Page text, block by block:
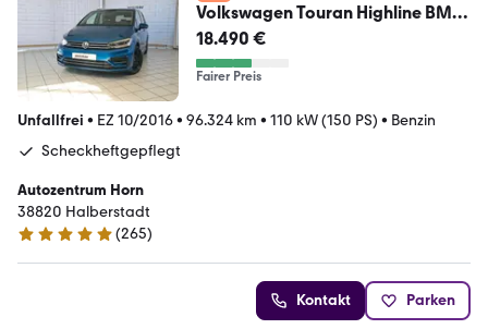
Volkswagen Touran Highline BMT,
R-Line, LED,Navi, AHK,HUneu
18.490 €
Fairer Preis
Unfallfrei • EZ 10/2016• 96.324 km • 110 kW (150 PS) • Benzin
Scheckheftgepflegt
Autozentrum Horn
38820 Halberstadt
4.9 Sterne
(265)
Kontakt Parken